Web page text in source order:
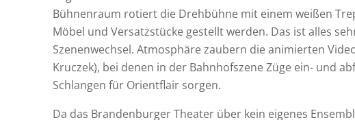
Bühnenraum rotiert die Drehbühne mit einem weißen
Möbel und Versatzstücke gestellt werden. Das ist alles
Szenenwechsel. Atmosphäre zaubern die animierten
Kruczek), bei denen in der Bahnhofszene Züge ein- und
Schlangen für Orientflair sorgen.
Da das Brandenburger Theater über kein eigenes